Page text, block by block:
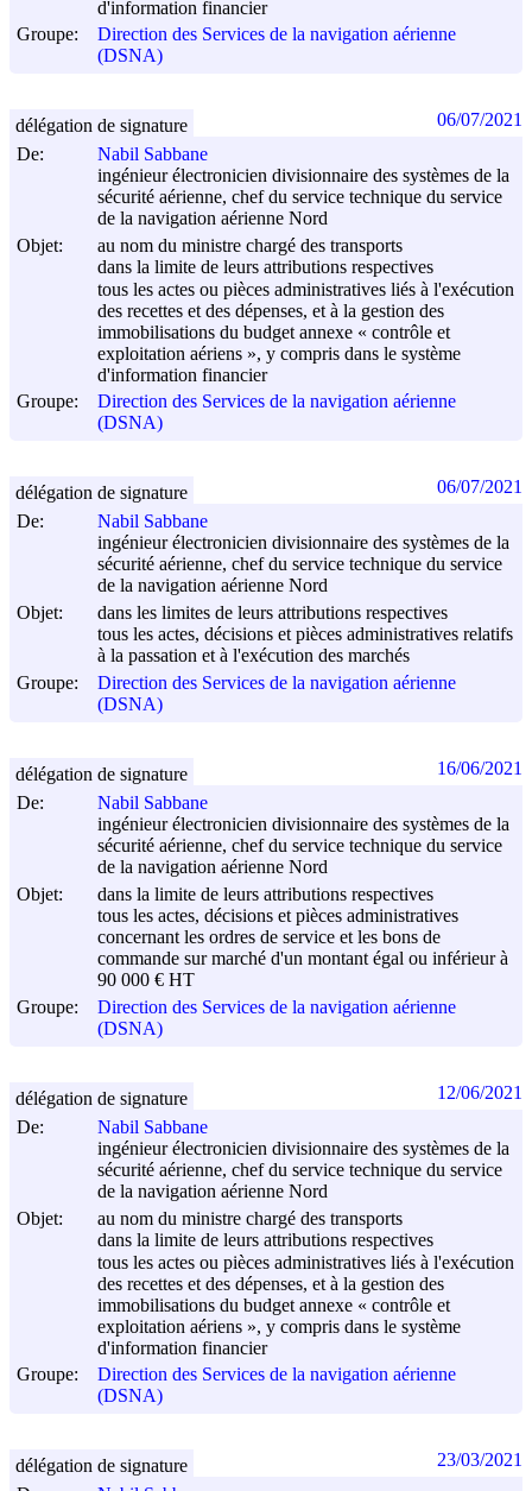
d'information financier
Groupe:
Direction des Services de la navigation aérienne
(DSNA)
De:
Nabil Sabbane
ingénieur électronicien divisionnaire des systèmes de la
sécurité aérienne, chef du service technique du service
de la navigation aérienne Nord
Objet:
au nom du ministre chargé des transports
dans la limite de leurs attributions respectives
tous les actes ou pièces administratives liés à l'exécution
des recettes et des dépenses, et à la gestion des
immobilisations du budget annexe « contrôle et
exploitation aériens », y compris dans le système
d'information financier
Groupe:
Direction des Services de la navigation aérienne
(DSNA)
délégation de signature 06/07/2021
De:
Nabil Sabbane
ingénieur électronicien divisionnaire des systèmes de la
sécurité aérienne, chef du service technique du service
de la navigation aérienne Nord
Objet:
dans les limites de leurs attributions respectives
tous les actes, décisions et pièces administratives relatifs
à la passation et à l'exécution des marchés
Groupe:
Direction des Services de la navigation aérienne
(DSNA)
délégation de signature 06/07/2021
De:
Nabil Sabbane
ingénieur électronicien divisionnaire des systèmes de la
sécurité aérienne, chef du service technique du service
de la navigation aérienne Nord
Objet:
dans la limite de leurs attributions respectives
tous les actes, décisions et pièces administratives
concernant les ordres de service et les bons de
commande sur marché d'un montant égal ou inférieur à
90 000 € HT
Groupe:
Direction des Services de la navigation aérienne
(DSNA)
délégation de signature 16/06/2021
De:
Nabil Sabbane
ingénieur électronicien divisionnaire des systèmes de la
sécurité aérienne, chef du service technique du service
de la navigation aérienne Nord
Objet:
au nom du ministre chargé des transports
dans la limite de leurs attributions respectives
tous les actes ou pièces administratives liés à l'exécution
des recettes et des dépenses, et à la gestion des
immobilisations du budget annexe « contrôle et
exploitation aériens », y compris dans le système
d'information financier
Groupe:
Direction des Services de la navigation aérienne
(DSNA)
délégation de signature 12/06/2021
délégation de signature 23/03/2021